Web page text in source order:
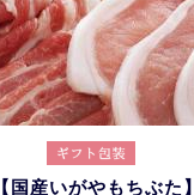
【国産いがやもちぶた】